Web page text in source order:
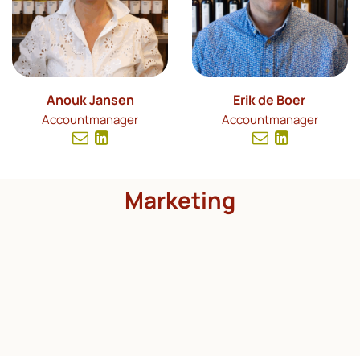
Anouk Jansen
Accountmanager
Erik de Boer
Accountmanager
Marketing